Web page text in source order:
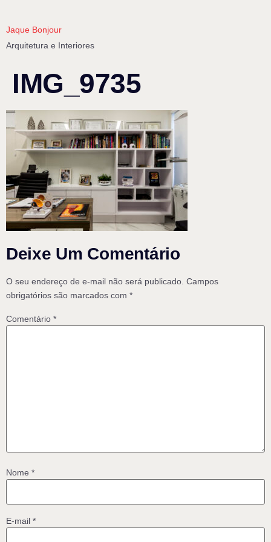
Jaque Bonjour
Arquitetura e Interiores
IMG_9735
Deixe Um Comentário
O seu endereço de e-mail não será publicado. Campos
obrigatórios são marcados com *
Comentário *
Nome *
E-mail *